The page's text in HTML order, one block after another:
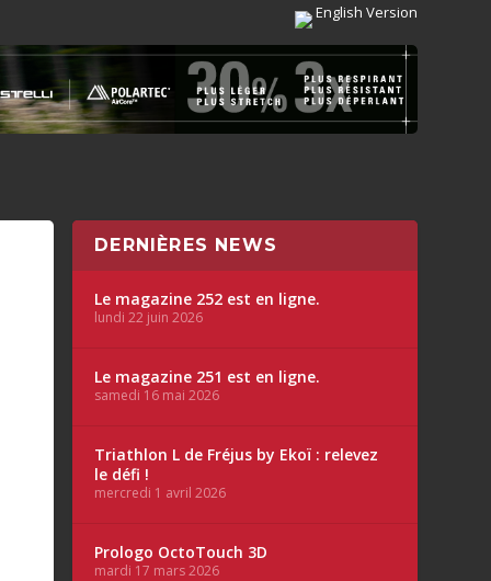
English Version
DERNIÈRES NEWS
Le magazine 252 est en ligne.
lundi 22 juin 2026
Le magazine 251 est en ligne.
samedi 16 mai 2026
Triathlon L de Fréjus by Ekoï : relevez
le défi !
mercredi 1 avril 2026
Prologo OctoTouch 3D
mardi 17 mars 2026